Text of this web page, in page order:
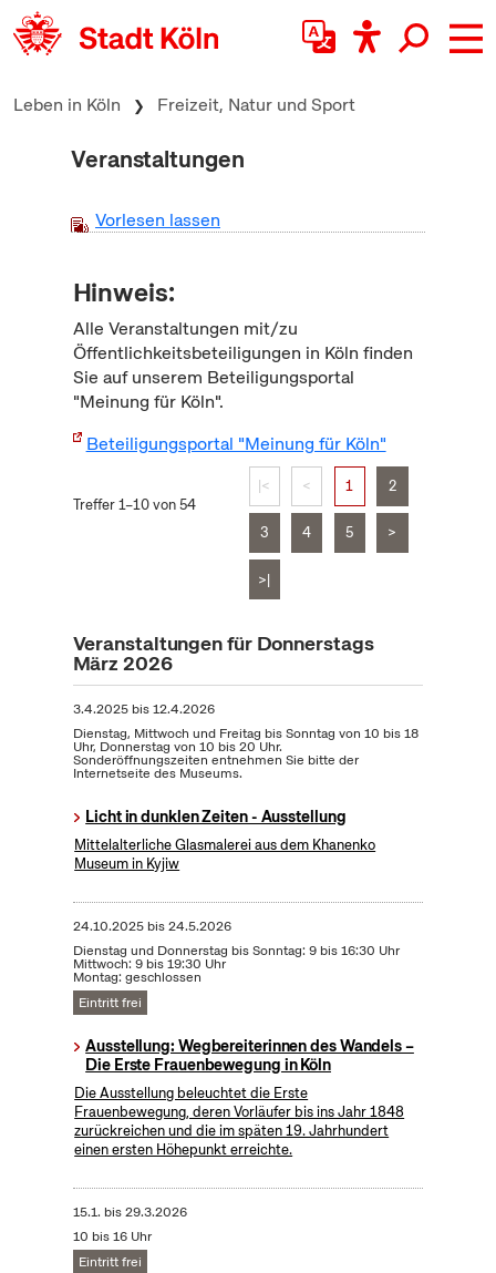
zum Inhalt springen
Leben in Köln Freizeit, Natur und Sport
Veranstaltungen
Vorlesen lassen
Hinweis:
Alle Veranstaltungen mit/zu
Öffentlichkeitsbeteiligungen in Köln finden
Sie auf unserem Beteiligungsportal
"Meinung für Köln".
Beteiligungsportal "Meinung für Köln"
Treffer 1–10 von 54
|< < 1 2
3 4 5 >
>|
Veranstaltungen für Donnerstags
März 2026
3.4.2025bis12.4.2026
Dienstag, Mittwoch und Freitag bis Sonntag von 10 bis 18
Uhr, Donnerstag von 10 bis 20 Uhr.
Sonderöffnungszeiten entnehmen Sie bitte der
Internetseite des Museums.
Licht in dunklen Zeiten - Ausstellung
Mittelalterliche Glasmalerei aus dem Khanenko
Museum in Kyjiw
24.10.2025bis24.5.2026
Dienstag und Donnerstag bis Sonntag: 9 bis 16:30 Uhr
Mittwoch: 9 bis 19:30 Uhr
Montag: geschlossen
Eintritt frei
Ausstellung: Wegbereiterinnen des Wandels –
Die Erste Frauenbewegung in Köln
Die Ausstellung beleuchtet die Erste
Frauenbewegung, deren Vorläufer bis ins Jahr 1848
zurückreichen und die im späten 19. Jahrhundert
einen ersten Höhepunkt erreichte.
15.1. bis29.3.2026
10 bis 16 Uhr
Eintritt frei